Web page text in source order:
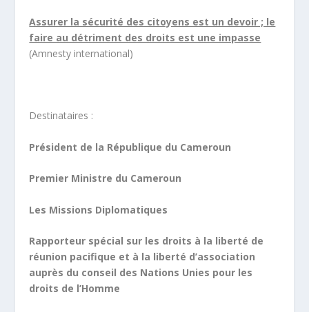
Assurer la sécurité des citoyens est un devoir ; le
faire au détriment des droits est une impasse
(Amnesty international)
Destinataires :
Président de la République du Cameroun
Premier Ministre du Cameroun
Les Missions Diplomatiques
Rapporteur spécial sur les droits à la liberté de
réunion pacifique et à la liberté d’association
auprès du conseil des Nations Unies pour les
droits de l’Homme